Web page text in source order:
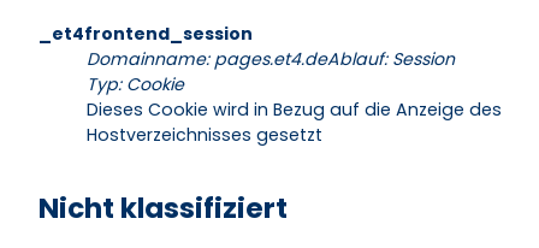
_et4frontend_session
Domainname: pages.et4.deAblauf: Session
Typ: Cookie
Dieses Cookie wird in Bezug auf die Anzeige des
Hostverzeichnisses gesetzt
Nicht klassifiziert